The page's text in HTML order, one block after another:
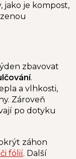
jako je kompost,
zbavovat
.
a vlhkosti,
Zároveň
po dotyku
záhon
fólií. Další